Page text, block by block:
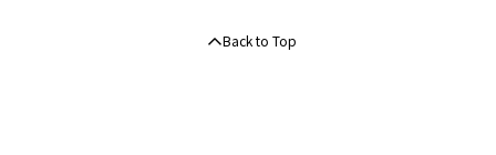
Back to Top